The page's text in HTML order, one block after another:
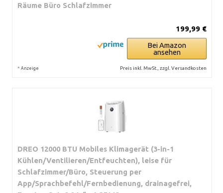
Räume Büro Schlafzimmer
199,99 €
Bei Amazon
ansehen
* Anzeige Preis inkl. MwSt., zzgl. Versandkosten
DREO 12000 BTU Mobiles Klimagerät (3-in-1
Kühlen/Ventilieren/Entfeuchten), leise für
Schlafzimmer/Büro, Steuerung per
App/Sprachbefehl/Fernbedienung, drainagefrei,